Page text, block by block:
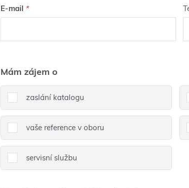
E-mail
Mám zájem o
zaslání katalogu
vaše reference v oboru
servisní službu